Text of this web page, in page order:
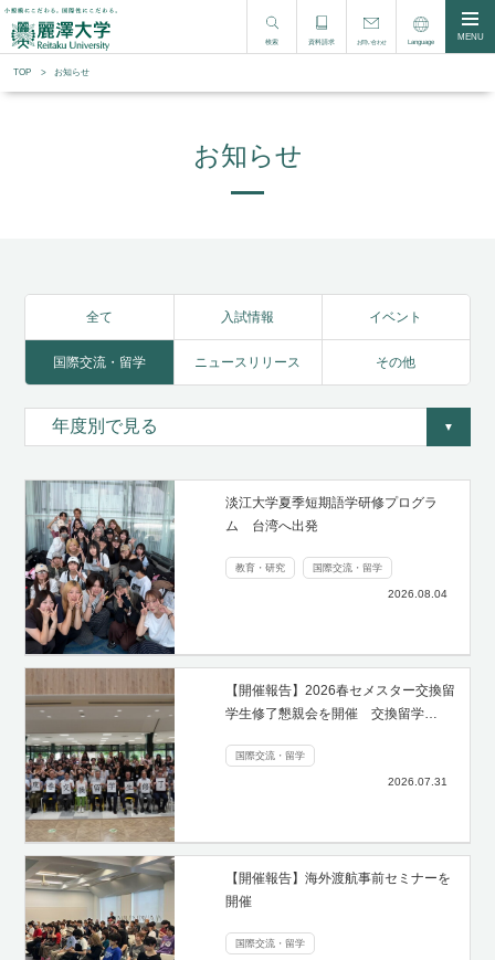
検索 資料請求 お問い合わせ Language MENU
TOP お知らせ
お知らせ
全て 入試情報 イベント
国際交流・留学 ニュースリリース その他
淡江大学夏季短期語学研修プログラ
ム 台湾へ出発
教育・研究 国際交流・留学
2026.08.04
【開催報告】2026春セメスター交換留
学生修了懇親会を開催 交換留学…
国際交流・留学
2026.07.31
​【開催報告】海外渡航事前セミナーを
開催
国際交流・留学